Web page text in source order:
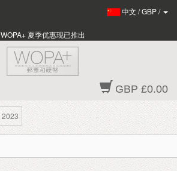
中文 /GBP/
WOPA+ 夏季优惠现已推出
GBP £0.00
2023